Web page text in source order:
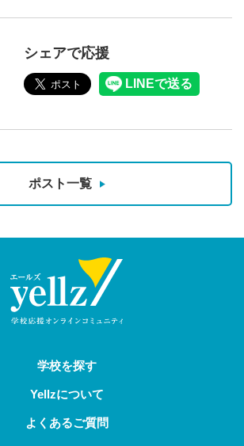
シェアで応援
ポスト一覧
学校を探す
Yellzについて
よくあるご質問